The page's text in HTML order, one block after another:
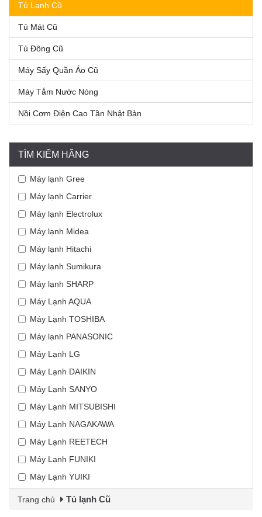
Tủ Lạnh Cũ
Tủ Mát Cũ
Tủ Đông Cũ
Máy Sấy Quần Áo Cũ
Máy Tắm Nước Nóng
Nồi Cơm Điện Cao Tần Nhật Bản
TÌM KIẾM HÃNG
Máy lạnh Gree
Máy lạnh Carrier
Máy lạnh Electrolux
Máy lạnh Midea
Máy lạnh Hitachi
Máy lạnh Sumikura
Máy lạnh SHARP
Máy Lạnh AQUA
Máy Lạnh TOSHIBA
Máy lạnh PANASONIC
Máy Lạnh LG
Máy Lạnh DAIKIN
Máy Lạnh SANYO
Máy Lạnh MITSUBISHI
Máy Lạnh NAGAKAWA
Máy Lạnh REETECH
Máy Lạnh FUNIKI
Máy Lạnh YUIKI
Trang chủ Tủ lạnh Cũ